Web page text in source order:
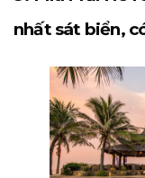
nhất sát biển,